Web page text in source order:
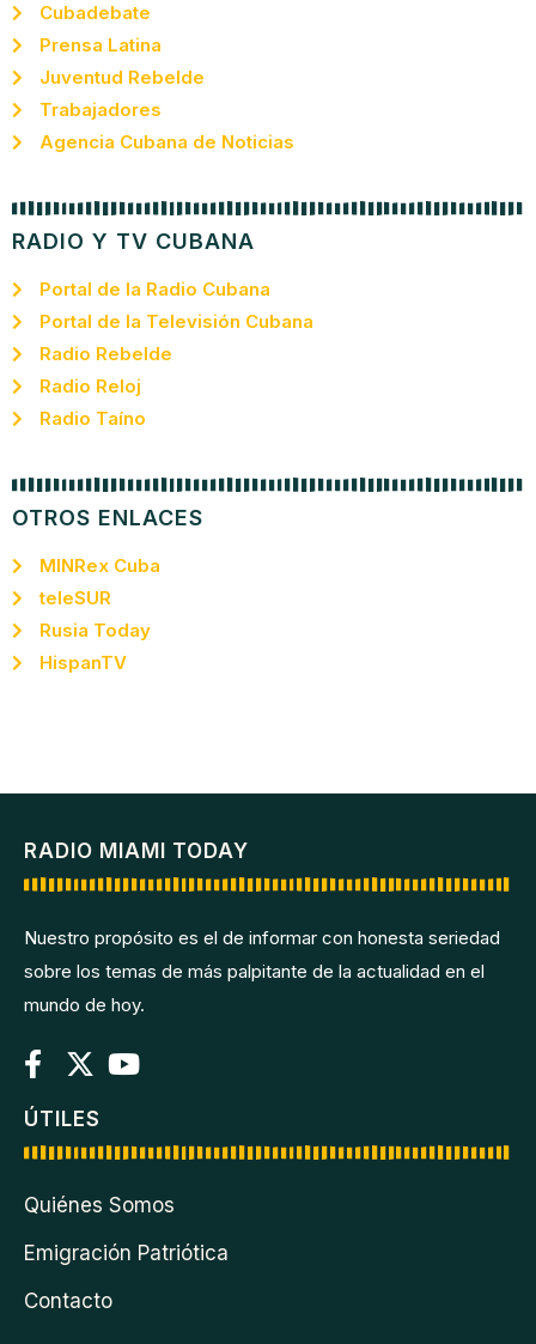
Cubadebate
Prensa Latina
Juventud Rebelde
Trabajadores
Agencia Cubana de Noticias
RADIO Y TV CUBANA
Portal de la Radio Cubana
Portal de la Televisión Cubana
Radio Rebelde
Radio Reloj
Radio Taíno
OTROS ENLACES
MINRex Cuba
teleSUR
Rusia Today
HispanTV
RADIO MIAMI TODAY
Nuestro propósito es el de informar con honesta seriedad
sobre los temas de más palpitante de la actualidad en el
mundo de hoy.
ÚTILES
Quiénes Somos
Emigración Patriótica
Contacto